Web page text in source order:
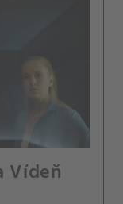
Vídeň